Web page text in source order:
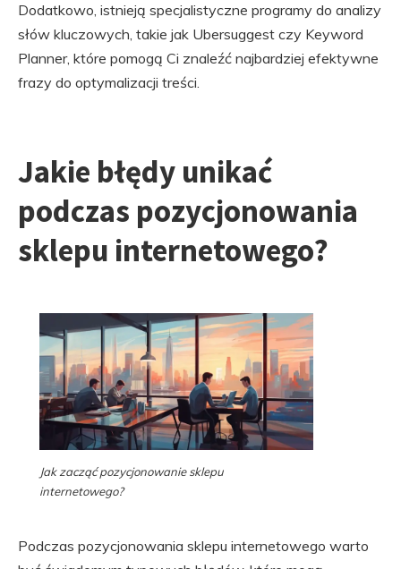
Dodatkowo, istnieją specjalistyczne programy do analizy
słów kluczowych, takie jak Ubersuggest czy Keyword
Planner, które pomogą Ci znaleźć najbardziej efektywne
frazy do optymalizacji treści.
Jakie błędy unikać
podczas pozycjonowania
sklepu internetowego?
Jak zacząć pozycjonowanie sklepu
internetowego?
Podczas pozycjonowania sklepu internetowego warto